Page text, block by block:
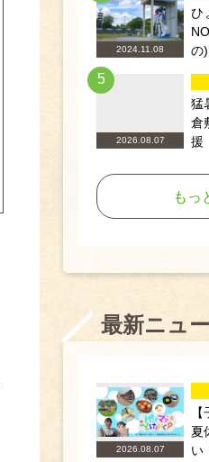
2024.11.08
ひ
の)
5
2026.08.07
猛
倉
援
もっ
最新ニュ
2026.08.07
夏
い